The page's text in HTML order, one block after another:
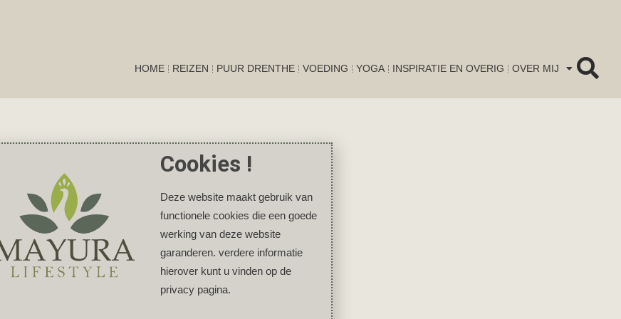
HOME REIZEN PUUR DRENTHE VOEDING YOGA INSPIRATIE EN OVERIG OVER MIJ
Cookies !
Deze website maakt gebruik van
functionele cookies die een goede
werking van deze website
garanderen. verdere informatie
hierover kunt u vinden op de
privacy pagina.